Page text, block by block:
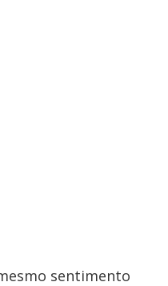
sentimento